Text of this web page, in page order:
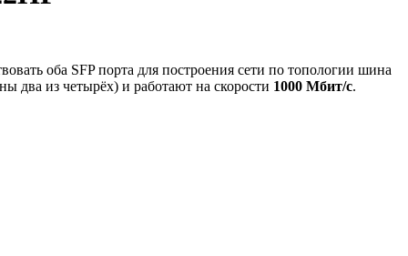
оба SFP порта для построения сети по топологии шина
два из четырёх) и работают на скорости 1000 Мбит/с.